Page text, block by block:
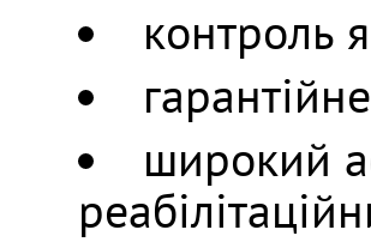
контроль
широкий